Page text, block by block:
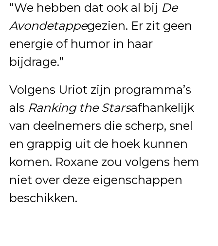
“We hebben dat ook al bij De
Avondetappegezien. Er zit geen
energie of humor in haar
bijdrage.”
Volgens Uriot zijn programma’s
als Ranking the Starsafhankelijk
van deelnemers die scherp, snel
en grappig uit de hoek kunnen
komen. Roxane zou volgens hem
niet over deze eigenschappen
beschikken.